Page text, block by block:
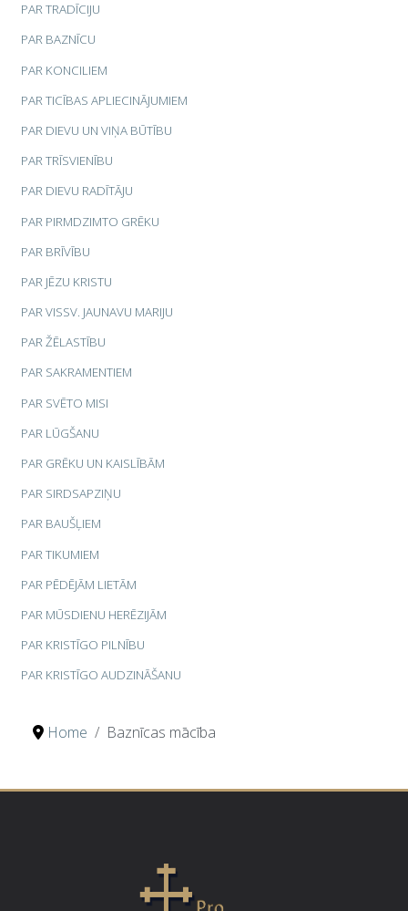
PAR TRADĪCIJU
PAR BAZNĪCU
PAR KONCILIEM
PAR TICĪBAS APLIECINĀJUMIEM
PAR DIEVU UN VIŅA BŪTĪBU
PAR TRĪSVIENĪBU
PAR DIEVU RADĪTĀJU
PAR PIRMDZIMTO GRĒKU
PAR BRĪVĪBU
PAR JĒZU KRISTU
PAR VISSV. JAUNAVU MARIJU
PAR ŽĒLASTĪBU
PAR SAKRAMENTIEM
PAR SVĒTO MISI
PAR LŪGŠANU
PAR GRĒKU UN KAISLĪBĀM
PAR SIRDSAPZIŅU
PAR BAUŠĻIEM
PAR TIKUMIEM
PAR PĒDĒJĀM LIETĀM
PAR MŪSDIENU HERĒZIJĀM
PAR KRISTĪGO PILNĪBU
PAR KRISTĪGO AUDZINĀŠANU
Home Baznīcas mācība